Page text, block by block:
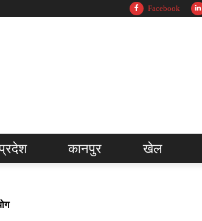
Facebook
कानपुर खेल